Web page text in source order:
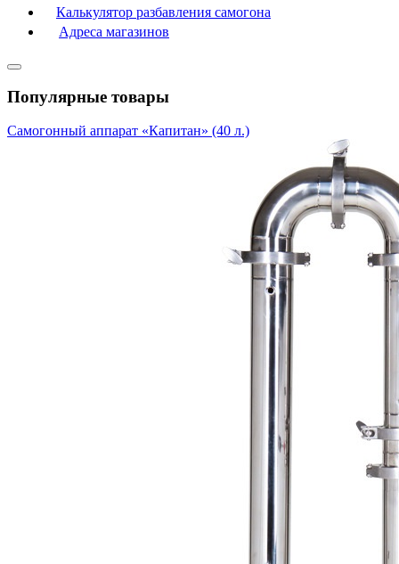
Калькулятор разбавления самогона
Адреса магазинов
Популярные товары
Самогонный аппарат «Капитан» (40 л.)